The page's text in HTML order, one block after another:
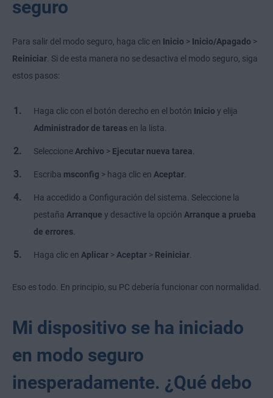
seguro
Para salir del modo seguro, haga clic en Inicio > Inicio/Apagado >
Reiniciar. Si de esta manera no se desactiva el modo seguro, siga
estos pasos:
Haga clic con el botón derecho en el botón Inicio y elija
Administrador de tareas en la lista.
SeleccioneArchivo > Ejecutar nueva tarea.
Escriba msconfig > haga clic en Aceptar.
Ha accedido a Configuración del sistema. Seleccione la
pestaña Arranque y desactive la opción Arranque a prueba
de errores.
Haga clic en Aplicar > Aceptar > Reiniciar.
Eso es todo. En principio, su PC debería funcionar con normalidad.
Mi dispositivo se ha iniciado
en modo seguro
inesperadamente. ¿Qué debo